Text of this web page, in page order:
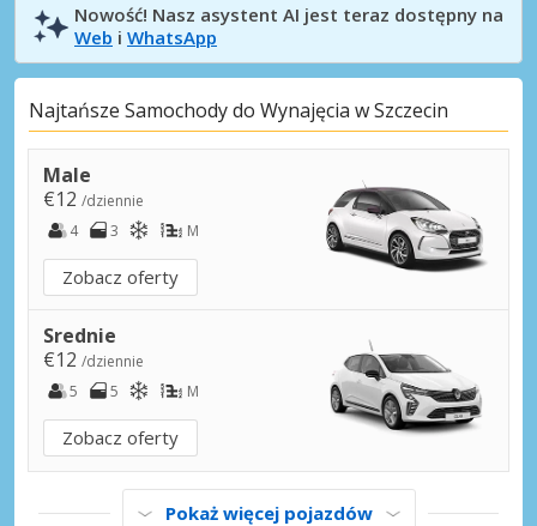
Nowość! Nasz asystent AI jest teraz dostępny na
Web i WhatsApp
Najtańsze Samochody do Wynajęcia w Szczecin
Male
€12 /dziennie
4
3 M
Zobacz oferty
Srednie
€12 /dziennie
5
5 M
Zobacz oferty
Pokaż więcej pojazdów